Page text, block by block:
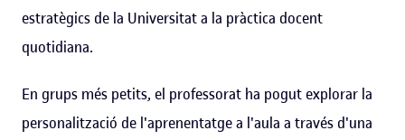
estratègics de la Universitat a la pràctica docent
quotidiana.
En grups més petits, el professorat ha pogut explorar la
personalització de l'aprenentatge a l'aula a través d'una